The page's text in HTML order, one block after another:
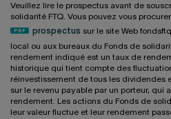
Veuillez lire le prospectus avant de
solidarité FTQ. Vous pouvez vous
prospectus sur le site Web
local ou aux bureaux du Fonds de
rendement indiqué est un taux de
historique qui tient compte des
réinvestissement de tous les dividendes
sur le revenu payable par un porteur, qui
rendement. Les actions du Fonds de
leur valeur fluctue et leur rendement